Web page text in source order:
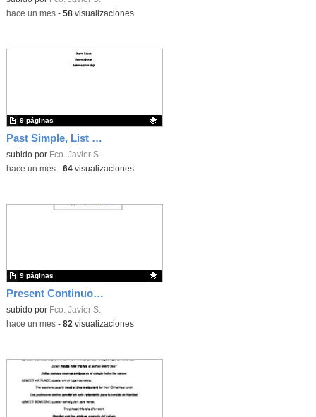
-hace un mes- 58visualizaciones
Past Simple, List of Irregular Verbs, Past Time Expressions, Prepositions of place, Verb Expressions with Go, Have, Get, Do
Contenido educativo.
subido por Fco. Javier S.
9 páginas
-hace un mes- 64visualizaciones
Present Continuous, Ther is / are, A / An, Some, Any, Travelling & Hotels, Clothes, Prepositions of Place
Contenido educativo.
subido por Fco. Javier S.
9 páginas
-hace un mes- 82 visualizaciones